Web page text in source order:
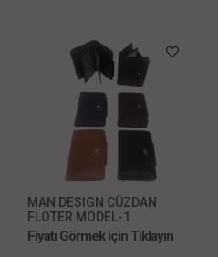
MAN DESIGN CÜZDAN
FLOTER MODEL-1
Fiyatı Görmek için Tıklayın